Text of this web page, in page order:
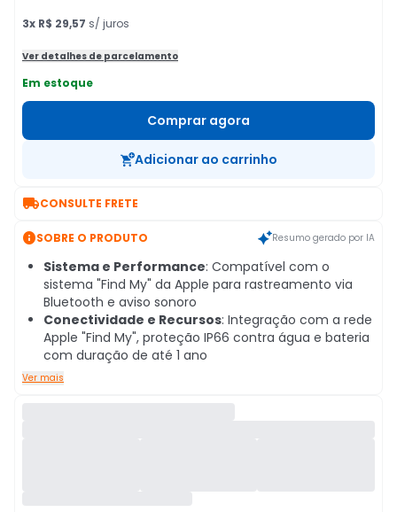
3x R$ 29,57 s/ juros
Ver detalhes de parcelamento
Em estoque
Comprar agora
Adicionar ao carrinho
CONSULTE FRETE
SOBRE O PRODUTO Resumo gerado por IA
Sistema e Performance: Compatível com o
sistema "Find My" da Apple para rastreamento via
Bluetooth e aviso sonoro
Conectividade e Recursos: Integração com a rede
Apple "Find My", proteção IP66 contra água e bateria
com duração de até 1 ano
Ver mais